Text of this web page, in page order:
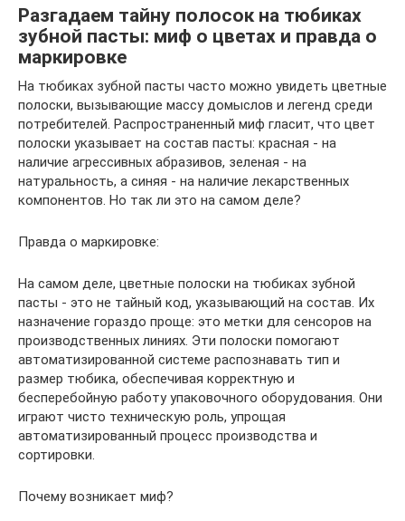
Разгадаем тайну полосок на тюбиках
зубной пасты: миф о цветах и правда о
маркировке
На тюбиках зубной пасты часто можно увидеть цветные
полоски, вызывающие массу домыслов и легенд среди
потребителей. Распространенный миф гласит, что цвет
полоски указывает на состав пасты: красная - на
наличие агрессивных абразивов, зеленая - на
натуральность, а синяя - на наличие лекарственных
компонентов. Но так ли это на самом деле?
Правда о маркировке:
На самом деле, цветные полоски на тюбиках зубной
пасты - это не тайный код, указывающий на состав. Их
назначение гораздо проще: это метки для сенсоров на
производственных линиях. Эти полоски помогают
автоматизированной системе распознавать тип и
размер тюбика, обеспечивая корректную и
бесперебойную работу упаковочного оборудования. Они
играют чисто техническую роль, упрощая
автоматизированный процесс производства и
сортировки.
Почему возникает миф?